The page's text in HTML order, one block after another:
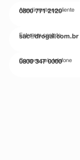
Atendimento ao cliente
0800 771 2120
Entre em contato
sac@drogal.com.br
Compre pelo telefone
0800 347 0000